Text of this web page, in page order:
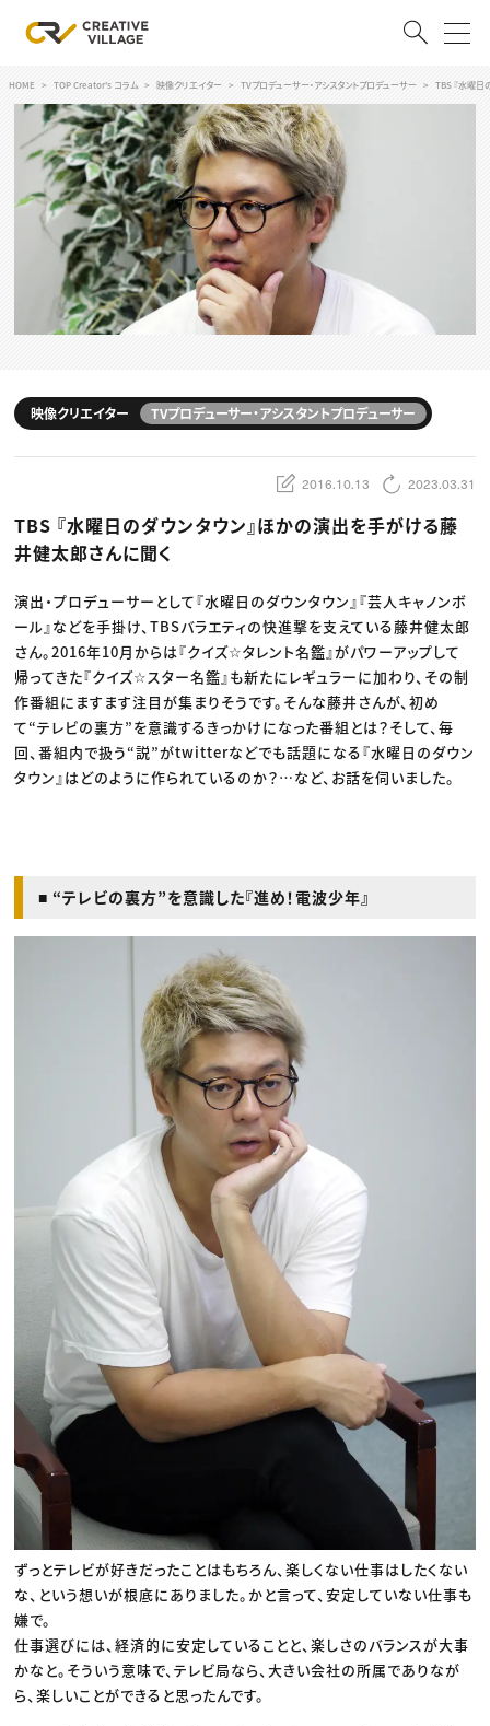
ログイン 会員登録
RECRUIT
クリエイター求人を探す
CREATIVE JOB求人検索
特集求人
採用説明会
スキルアップしたい！
デザイン
編集・ライティング
マーケティング
ディレクション
業界解説・キャリア事情
TOP Creator’s コラム
Webクリエイター
アプリクリエイター
ゲームクリエイター
映像クリエイター
クリエイターインタビュー
C＆R Magazine
セミナー
ニュース・トレンド トップ
Web
映像
ゲーム・エンタメ
広告
出版
CREATIVE VILLAGEからのお知らせ
プロフェッショナル×つながる×メディア
HOME TOP Creator's コラム 映像クリエイター TVプロデューサー・アシスタントプロデューサー TBS 『水曜日
映像クリエイター TVプロデューサー・アシスタントプロデューサー
2016.10.13 2023.03.31
TBS 『水曜日のダウンタウン』ほかの演出を手がける藤
井健太郎さんに聞く
演出・プロデューサーとして『水曜日のダウンタウン』『芸人キャノンボ
ール』などを手掛け、TBSバラエティの快進撃を支えている藤井健太郎
さん。2016年10月からは『クイズ☆タレント名鑑』がパワーアップして
帰ってきた『クイズ☆スター名鑑』も新たにレギュラーに加わり、その制
作番組にますます注目が集まりそうです。そんな藤井さんが、初め
て“テレビの裏方”を意識するきっかけになった番組とは？そして、毎
回、番組内で扱う“説”がtwitterなどでも話題になる『水曜日のダウン
タウン』はどのように作られているのか？…など、お話を伺いました。
■ “テレビの裏方”を意識した『進め！電波少年』
ずっとテレビが好きだったことはもちろん、楽しくない仕事はしたくない
な、という想いが根底にありました。かと言って、安定していない仕事も
嫌で。
仕事選びには、経済的に安定していることと、楽しさのバランスが大事
かなと。そういう意味で、テレビ局なら、大きい会社の所属でありなが
ら、楽しいことができると思ったんです。